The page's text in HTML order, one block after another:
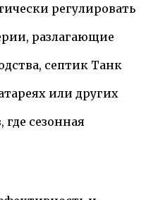
регулировать
разлагающие
септик Танк
или других
сезонная